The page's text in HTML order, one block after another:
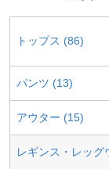
トップス (86)
パンツ (13)
アウター (15)
レギンス・レッグ